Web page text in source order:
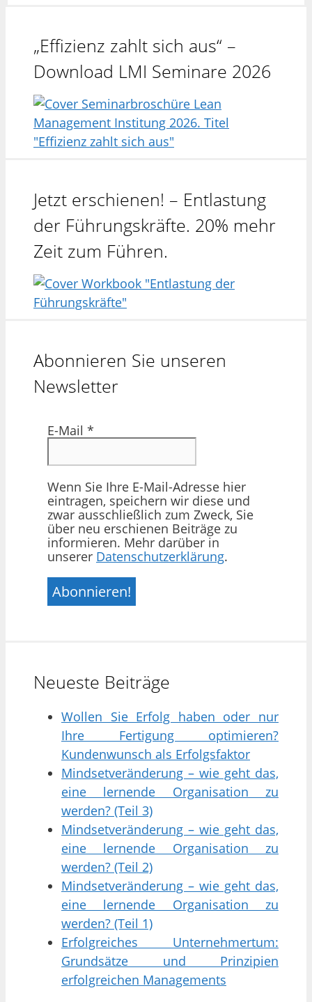
„Effizienz zahlt sich aus“ –
Download LMI Seminare 2026
Jetzt erschienen! – Entlastung
der Führungskräfte. 20% mehr
Zeit zum Führen.
Abonnieren Sie unseren
Newsletter
E-Mail *
Wenn Sie Ihre E-Mail-Adresse hier
eintragen, speichern wir diese und
zwar ausschließlich zum Zweck, Sie
über neu erschienen Beiträge zu
informieren. Mehr darüber in
unserer Datenschutzerklärung.
Neueste Beiträge
Wollen Sie Erfolg haben oder nur
Ihre Fertigung optimieren?
Kundenwunsch als Erfolgsfaktor
Mindsetveränderung – wie geht das,
eine lernende Organisation zu
werden? (Teil 3)
Mindsetveränderung – wie geht das,
eine lernende Organisation zu
werden? (Teil 2)
Mindsetveränderung – wie geht das,
eine lernende Organisation zu
werden? (Teil 1)
Erfolgreiches Unternehmertum:
Grundsätze und Prinzipien
erfolgreichen Managements